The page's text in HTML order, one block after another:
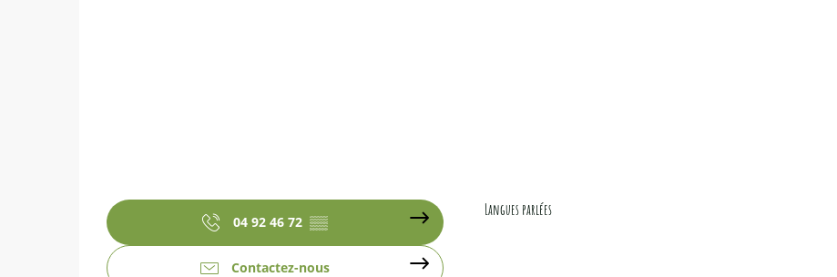
04 92 46 72 ▒▒
Contactez-nous
Langues parlées
Langues parlées